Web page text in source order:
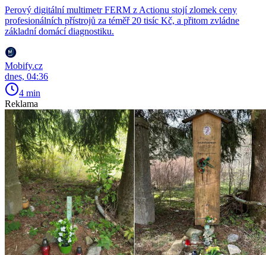
Perový digitální multimetr FERM z Actionu stojí zlomek ceny
profesionálních přístrojů za téměř 20 tisíc Kč, a přitom zvládne
základní domácí diagnostiku.
Mobify.cz
dnes, 04:36
4 min
Reklama